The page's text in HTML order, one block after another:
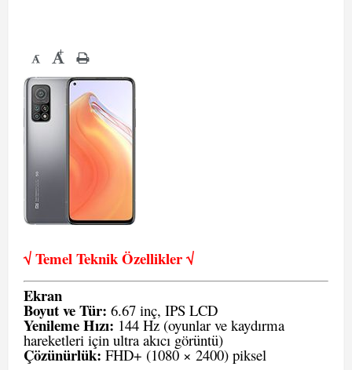
- +
√ Temel Teknik Özellikler √
Ekran
Boyut ve Tür: 6.67 inç, IPS LCD
Yenileme Hızı: 144 Hz (oyunlar ve kaydırma
hareketleri için ultra akıcı görüntü)
Çözünürlük: FHD+ (1080 × 2400) piksel